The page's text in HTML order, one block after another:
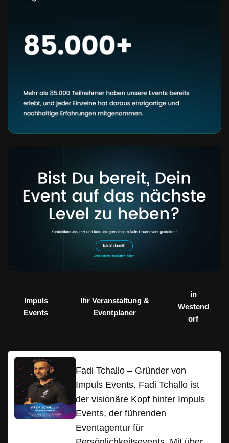
Impuls
Events
Ihr Veranstaltung &
Eventplaner
in
Westend
orf
Fadi Tchallo – Gründer von
Impuls Events. Fadi Tchallo ist
der visionäre Kopf hinter Impuls
Events, der führenden
Eventagentur für